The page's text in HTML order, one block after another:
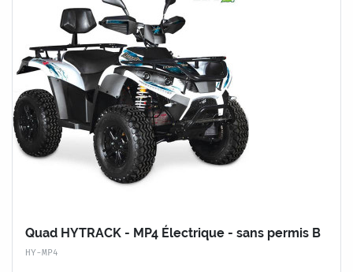
Quad HYTRACK - MP4 Électrique - sans permis B
HY-MP4